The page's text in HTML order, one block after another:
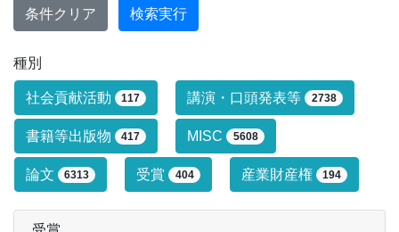
条件クリア 検索実行
種別
研究業績タイプによる絞り込み条件で
社会貢献活動 117 講演・口頭発表等 2738
書籍等出版物 417 MISC 5608
論文 6313 受賞 404 産業財産権 194